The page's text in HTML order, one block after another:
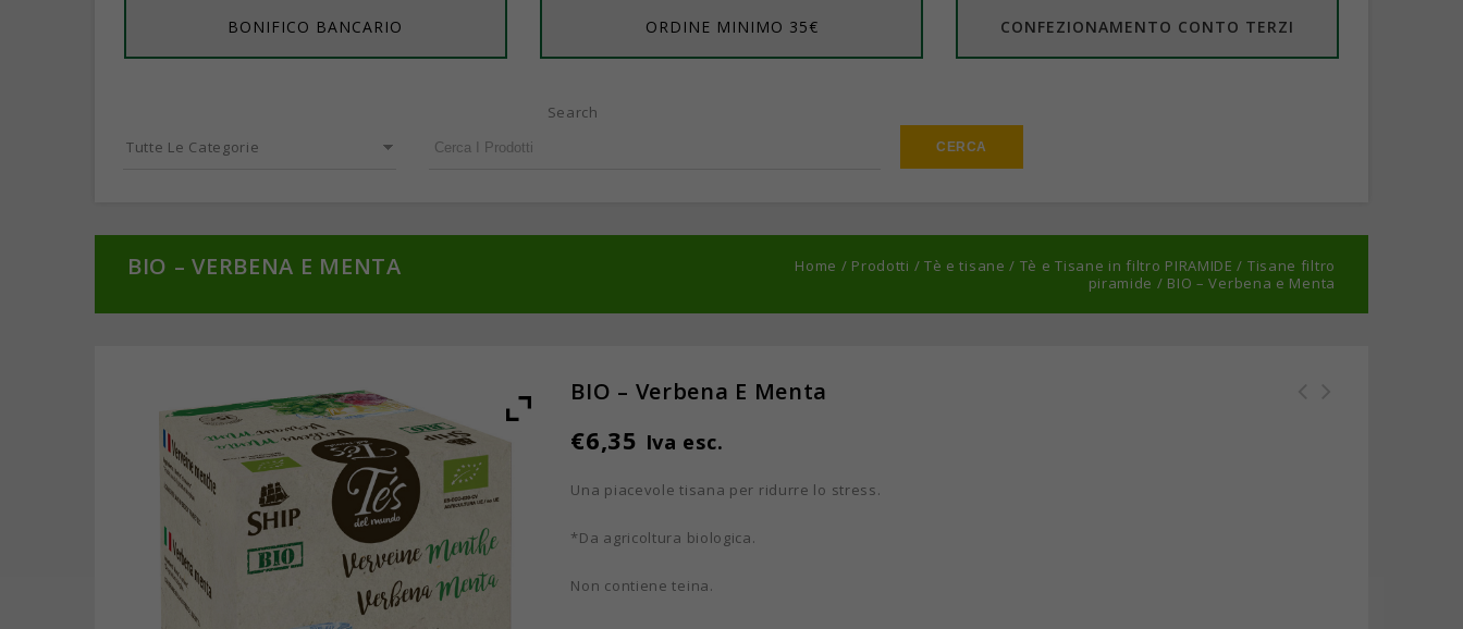
BONIFICO BANCARIO
ORDINE MINIMO 35€
CONFEZIONAMENTO CONTO TERZI
Search
Tutte Le Categorie
BIO – VERBENA E MENTA Home / Prodotti / Tè e tisane / Tè e Tisane in filtro PIRAMIDE / Tisane filtro
piramide / BIO – Verbena e Menta
BIO – Verbena E Menta
€6,35 Iva esc.
Una piacevole tisana per ridurre lo stress.
*Da agricoltura biologica.
Non contiene teina.